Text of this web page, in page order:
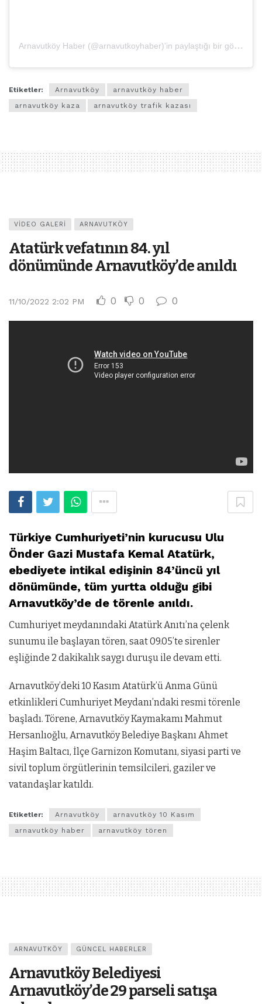
Arnavutköy Haber (@arnavutkoyhaber)’in paylaştığı bir gönderi
Etiketler: Arnavutköy
arnavutköy haber
arnavutköy kaza
arnavutköy trafik kazası
VIDEO GALERI ARNAVUTKÖY
Atatürk vefatının 84. yıl
dönümünde Arnavutköy’de anıldı
11/10/2022 2:02 PM 0 0 0
Türkiye Cumhuriyeti’nin kurucusu Ulu
Önder Gazi Mustafa Kemal Atatürk,
ebediyete intikal edişinin 84’üncü yıl
dönümünde, tüm yurtta olduğu gibi
Arnavutköy’de de törenle anıldı.
Cumhuriyet meydanındaki Atatürk Anıtı’na çelenk
sunumu ile başlayan tören, saat 09.05’te sirenler
eşliğinde 2 dakikalık saygı duruşu ile devam etti.
Arnavutköy’deki 10 Kasım Atatürk’ü Anma Günü
etkinlikleri Cumhuriyet Meydanı’ndaki resmi törenle
başladı. Törene, Arnavutköy Kaymakamı Mahmut
Hersanlıoğlu, Arnavutköy Belediye Başkanı Ahmet
Haşim Baltacı, İlçe Garnizon Komutanı, siyasi parti ve
sivil toplum örgütlerinin temsilcileri, gaziler ve
vatandaşlar katıldı.
Etiketler: Arnavutköy
arnavutköy 10 Kasım
arnavutköy haber
arnavutköy tören
ARNAVUTKÖY GÜNCEL HABERLER
Arnavutköy Belediyesi
Arnavutköy’de 29 parseli satışa